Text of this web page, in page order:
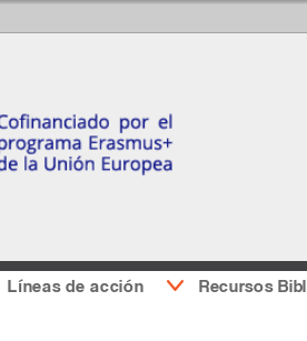
principal
lateral
derecha
Líneas de acción Recursos